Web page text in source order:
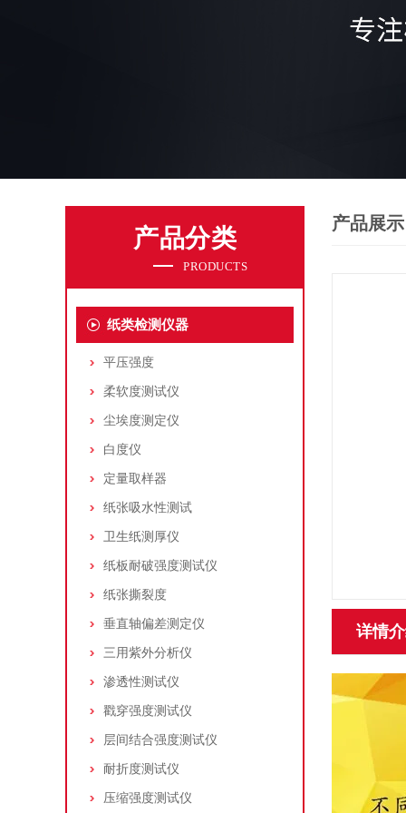
产品分类
PRODUCTS
纸类检测仪器
平压强度
柔软度测试仪
尘埃度测定仪
白度仪
定量取样器
纸张吸水性测试
卫生纸测厚仪
纸板耐破强度测试仪
纸张撕裂度
垂直轴偏差测定仪
三用紫外分析仪
渗透性测试仪
戳穿强度测试仪
层间结合强度测试仪
耐折度测试仪
压缩强度测试仪
产品展示
详情